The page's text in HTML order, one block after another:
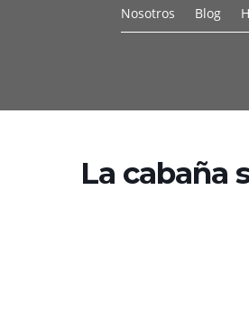
Nosotros Blog
La cabaña